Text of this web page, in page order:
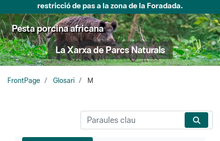
restricció de pas a la zona de la Foradada.
Pesta porcina africana
La Xarxa de Parcs Naturals
FrontPage Glosari M